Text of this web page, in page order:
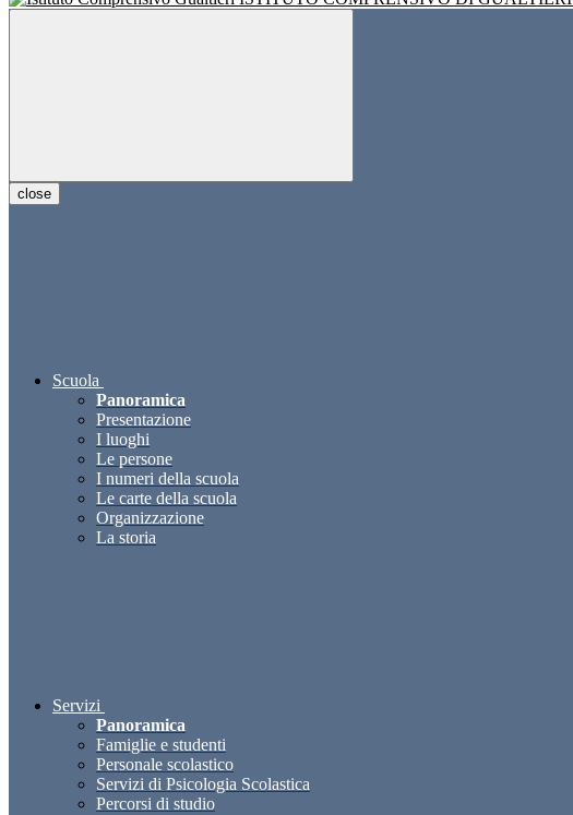
close
Scuola
Panoramica
Presentazione
I luoghi
Le persone
I numeri della scuola
Le carte della scuola
Organizzazione
La storia
Servizi
Panoramica
Famiglie e studenti
Personale scolastico
Servizi di Psicologia Scolastica
Percorsi di studio